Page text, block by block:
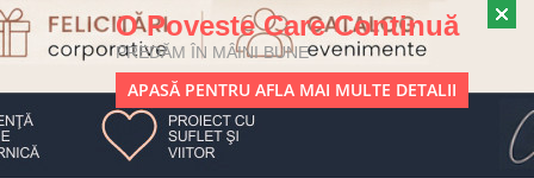
O Poveste Care Continuă
PREDĂM ÎN MÂINI BUNE
APASĂ PENTRU AFLA MAI MULTE DETALII